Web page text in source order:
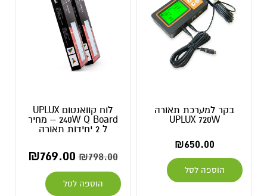
בקר למערכת תאורה
UPLUX 720W
₪650.00
הוספה לסל
לוח קוואנטום UPLUX
240W Q Board – מחיר
ל 2 יחידות תאורה
₪798.00
₪769.00
הוספה לסל